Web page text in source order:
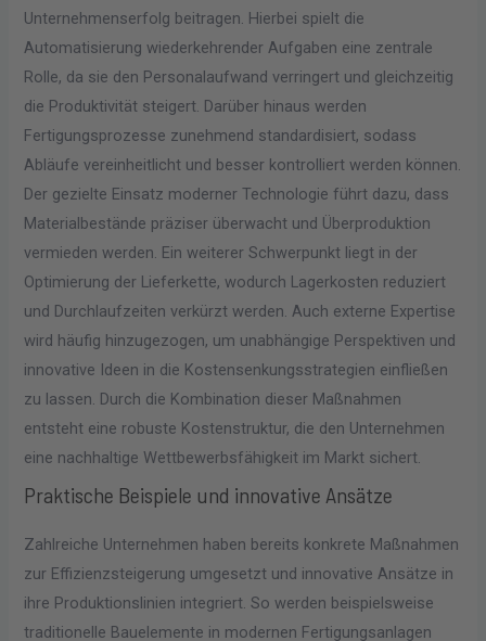
Unternehmenserfolg beitragen. Hierbei spielt die
Automatisierung wiederkehrender Aufgaben eine zentrale
Rolle, da sie den Personalaufwand verringert und gleichzeitig
die Produktivität steigert. Darüber hinaus werden
Fertigungsprozesse zunehmend standardisiert, sodass
Abläufe vereinheitlicht und besser kontrolliert werden können.
Der gezielte Einsatz moderner Technologie führt dazu, dass
Materialbestände präziser überwacht und Überproduktion
vermieden werden. Ein weiterer Schwerpunkt liegt in der
Optimierung der Lieferkette, wodurch Lagerkosten reduziert
und Durchlaufzeiten verkürzt werden. Auch externe Expertise
wird häufig hinzugezogen, um unabhängige Perspektiven und
innovative Ideen in die Kostensenkungsstrategien einfließen
zu lassen. Durch die Kombination dieser Maßnahmen
entsteht eine robuste Kostenstruktur, die den Unternehmen
eine nachhaltige Wettbewerbsfähigkeit im Markt sichert.
Praktische Beispiele und innovative Ansätze
Zahlreiche Unternehmen haben bereits konkrete Maßnahmen
zur Effizienzsteigerung umgesetzt und innovative Ansätze in
ihre Produktionslinien integriert. So werden beispielsweise
traditionelle Bauelemente in modernen Fertigungsanlagen